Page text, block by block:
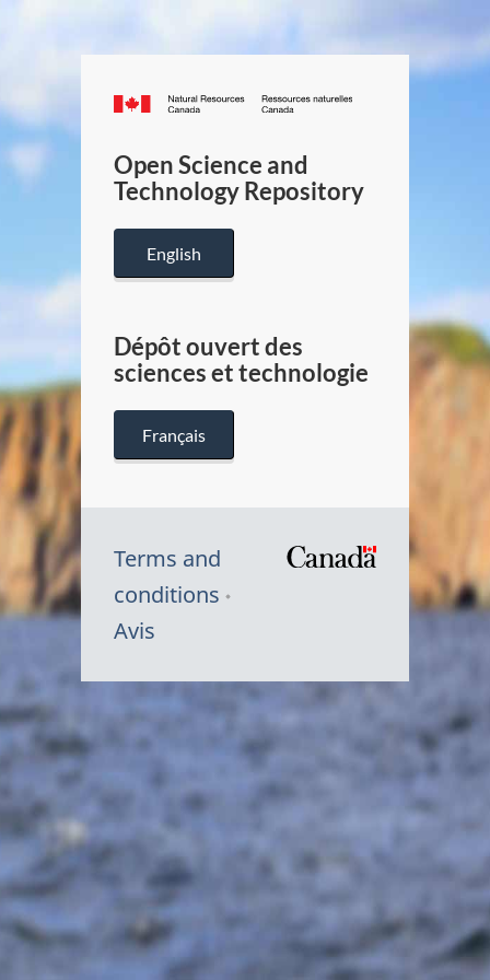
Canada.ca
/
Canada
Open Science and
Technology Repository
English
Dépôt ouvert des
sciences et technologie
Français
Terms and
conditions
Avis
Symbole
Canada